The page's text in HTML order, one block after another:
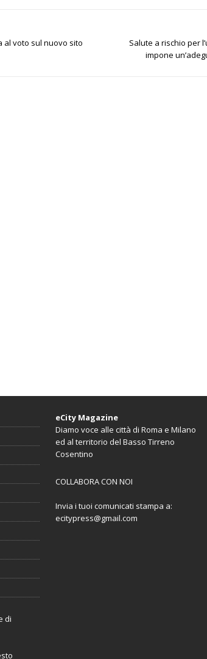
al voto sul nuovo sito
Salute a rischio per
impone
di
eCity Magazine
Diamo voce alle città di Roma e Milano
ed al territorio del Basso Tirreno
Cosentino
COLLABORA CON NOI
Invia i tuoi comunicati stampa a:
ecitypress@gmail.com